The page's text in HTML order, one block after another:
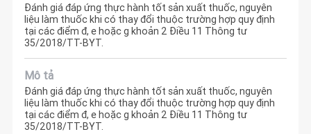
Đánh giá đáp ứng thực hành tốt sản xuất thuốc, nguyên
liệu làm thuốc khi có thay đổi thuộc trường hợp quy định
tại các điểm đ, e hoặc g khoản 2 Điều 11 Thông tư
35/2018/TT-BYT.
Mô tả
Đánh giá đáp ứng thực hành tốt sản xuất thuốc, nguyên
liệu làm thuốc khi có thay đổi thuộc trường hợp quy định
tại các điểm đ, e hoặc g khoản 2 Điều 11 Thông tư
35/2018/TT-BYT.